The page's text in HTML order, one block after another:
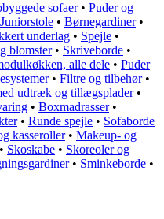
sofaer• Puder og
Juniorstole • Børnegardiner•
underlag • Spejle •
blomster• Skriveborde •
alle dele • Puder
• Filtre og tilbehør•
udtræk og tillægsplader•
• Boxmadrasser•
• Runde spejle • Sofaborde
kasseroller• Makeup- og
• Skoskabe • Skoreoler og
• Sminkeborde •